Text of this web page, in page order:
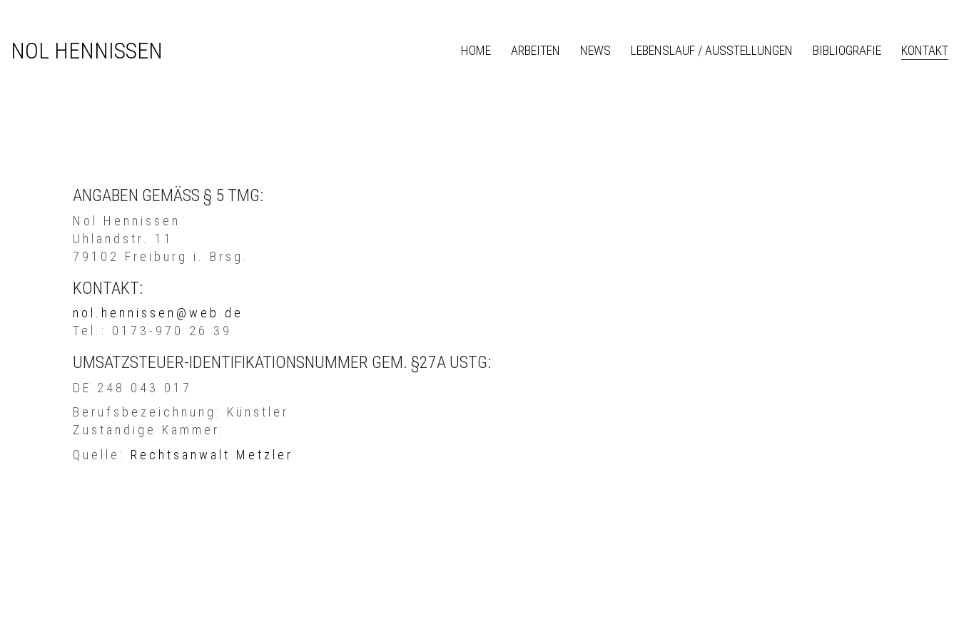
NOL HENNISSEN HOME ARBEITEN NEWS LEBENSLAUF / AUSSTELLUNGEN BIBLIOGRAFIE KONTAKT
ANGABEN GEMÄSS § 5 TMG:
Nol Hennissen
Uhlandstr. 11
79102 Freiburg i. Brsg.
KONTAKT:
nol.hennissen@web.de
Tel.: 0173-970 26 39
UMSATZSTEUER-IDENTIFIKATIONSNUMMER GEM. §27A USTG:
DE 248 043 017
Berufsbezeichnung: Künstler
Zuständige Kammer:
Quelle: Rechtsanwalt Metzler